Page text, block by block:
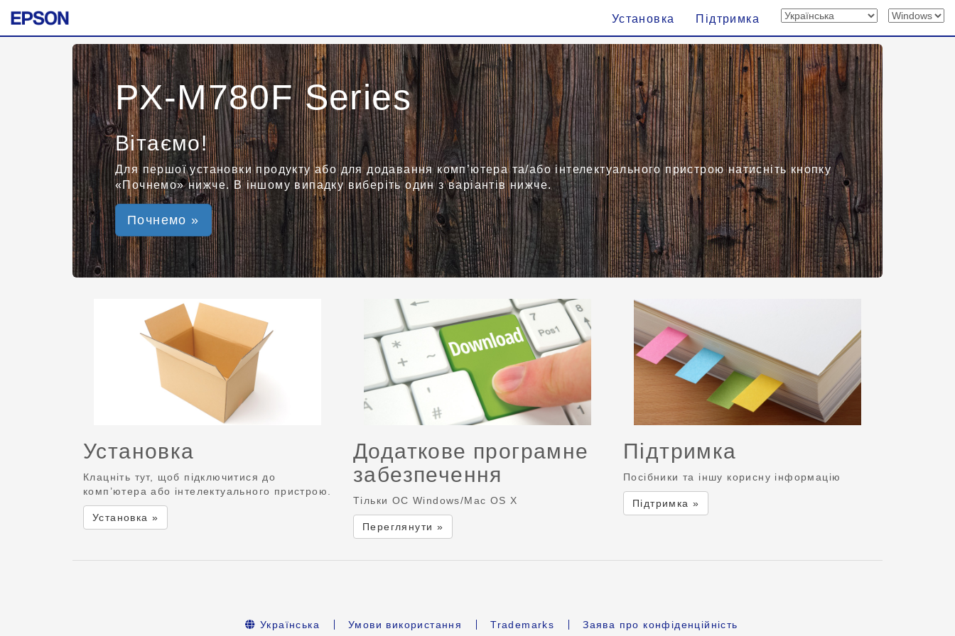
Установка Підтримка
PX-M780F Series
Вітаємо!
Для першої установки продукту або для додавання комп’ютера та/або інтелектуального пристрою натисніть кнопку
«Почнемо» нижче. В іншому випадку виберіть один з варіантів нижче.
Почнемо »
Установка
Клацніть тут, щоб підключитися до
комп’ютера або інтелектуального пристрою.
Установка »
Додаткове програмне
забезпечення
Тільки ОС Windows/Mac OS X
Переглянути »
Підтримка
Посібники та іншу корисну інформацію
Підтримка »
Українська Умови використання Trademarks Заява про конфіденційність